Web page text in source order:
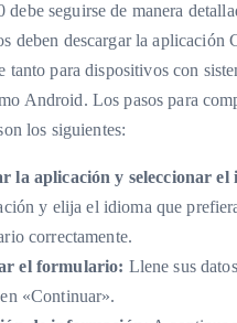
debe seguirse de manera
deben descargar la aplicación
tanto para dispositivos con
Android. Los pasos para
los siguientes:
la aplicación y seleccionar el
y elija el idioma que
correctamente.
el formulario: Llene sus
«Continuar».